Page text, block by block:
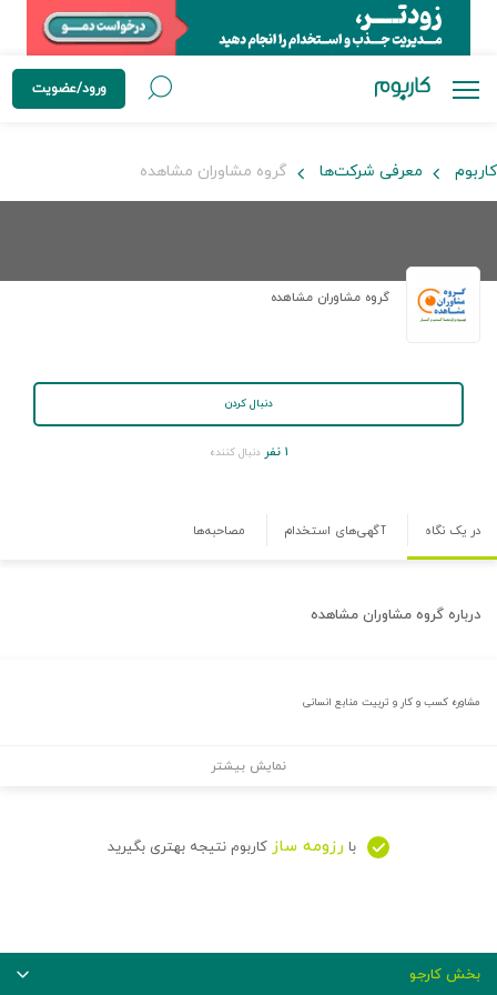
ورود/عضویت
کاربوم معرفی شرکت‌ها گروه مشاوران مشاهده
گروه مشاوران مشاهده
دنبال کردن
۱ نفر دنبال کننده
در یک نگاه آگهی‌های استخدام مصاحبه‌ها
درباره گروه مشاوران مشاهده
مشاوره کسب و کار و تربیت منابع انسانی
نمایش بیشتر
با رزومه ساز کاربوم نتیجه بهتری بگیرید
بخش کارجو